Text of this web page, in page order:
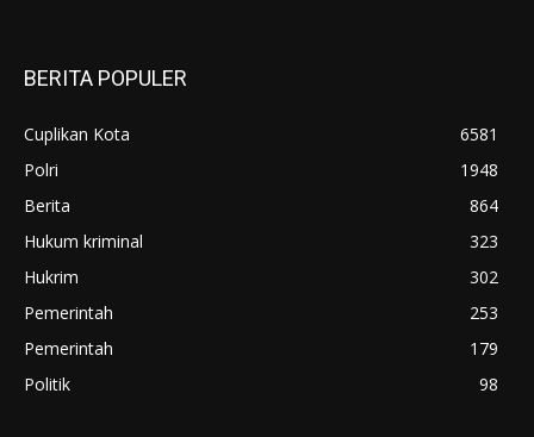
BERITA POPULER
Cuplikan Kota
6581
Polri
1948
Berita
864
Hukum kriminal
323
Hukrim
302
Pemerintah
253
Pemerintah
179
Politik
98